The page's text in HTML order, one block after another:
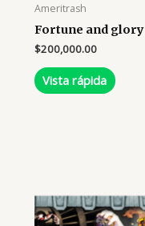
Ameritrash
Fortune and glory
$200,000.00
Vista rápida